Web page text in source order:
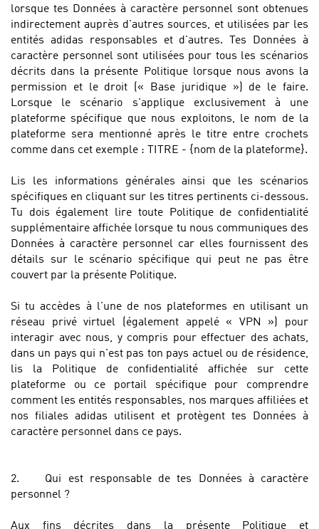
lorsque tes Données à caractère personnel sont obtenues
indirectement auprès d'autres sources, et utilisées par les
entités adidas responsables et d'autres. Tes Données à
caractère personnel sont utilisées pour tous les scénarios
décrits dans la présente Politique lorsque nous avons la
permission et le droit (« Base juridique ») de le faire.
Lorsque le scénario s'applique exclusivement à une
plateforme spécifique que nous exploitons, le nom de la
plateforme sera mentionné après le titre entre crochets
comme dans cet exemple : TITRE - {nom de la plateforme}.
Lis les informations générales ainsi que les scénarios
spécifiques en cliquant sur les titres pertinents ci-dessous.
Tu dois également lire toute Politique de confidentialité
supplémentaire affichée lorsque tu nous communiques des
Données à caractère personnel car elles fournissent des
détails sur le scénario spécifique qui peut ne pas être
couvert par la présente Politique.
Si tu accèdes à l'une de nos plateformes en utilisant un
réseau privé virtuel (également appelé « VPN ») pour
interagir avec nous, y compris pour effectuer des achats,
dans un pays qui n'est pas ton pays actuel ou de résidence,
lis la Politique de confidentialité affichée sur cette
plateforme ou ce portail spécifique pour comprendre
comment les entités responsables, nos marques affiliées et
nos filiales adidas utilisent et protègent tes Données à
caractère personnel dans ce pays.
2.
Qui est responsable de tes Données à caractère
personnel ?
Aux fins décrites dans la présente Politique et